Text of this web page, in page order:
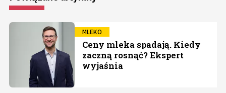
MLEKO
Ceny mleka spadają. Kiedy
zaczną rosnąć? Ekspert
wyjaśnia